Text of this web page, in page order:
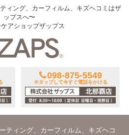
ィング、カーフィルム、キズヘコミはザ
ップスへ〜
アショップザップス
098-875-5549
※タップして今すぐ電話をかける
ティング、カーフィルム、キズヘコ